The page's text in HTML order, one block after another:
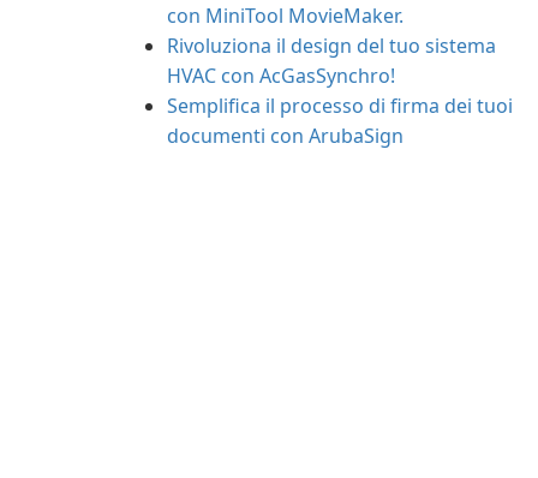
con MiniTool MovieMaker.
Rivoluziona il design del tuo sistema
HVAC con AcGasSynchro!
Semplifica il processo di firma dei tuoi
documenti con ArubaSign